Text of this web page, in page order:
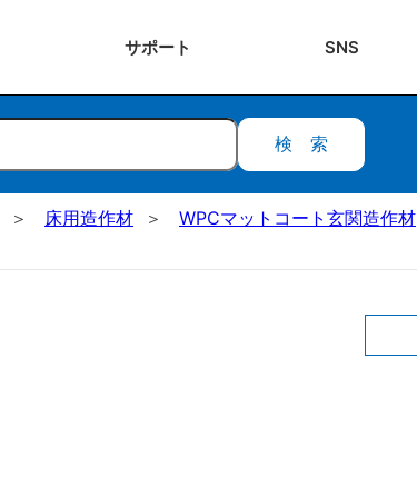
サポート SNS
検索
床用造作材
WPCマットコート玄関造作材